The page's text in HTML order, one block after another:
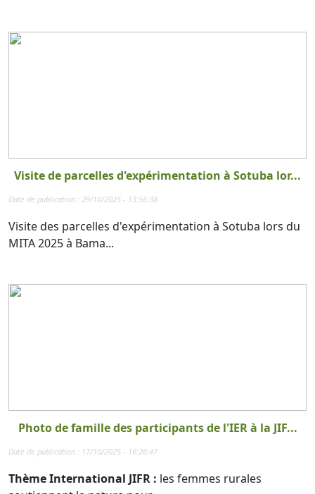
Visite de parcelles d'expérimentation à Sotuba lor...
Date de publication : 29/10/2025 - 13:56:38
Visite des parcelles d'expérimentation à Sotuba lors du
MITA 2025 à Bama...
Photo de famille des participants de l'IER à la JIF...
Date de publication : 17/10/2025 - 16:26:47
Thème International JIFR : les femmes rurales